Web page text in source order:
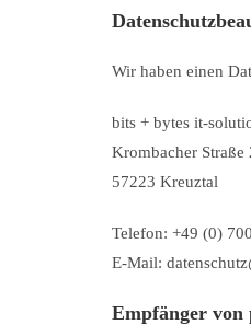
Wir haben einen
bits + bytes it-
Krombacher Straße
57223 Kreuztal
Telefon: +49 (0)
E-Mail:
Empfänger von